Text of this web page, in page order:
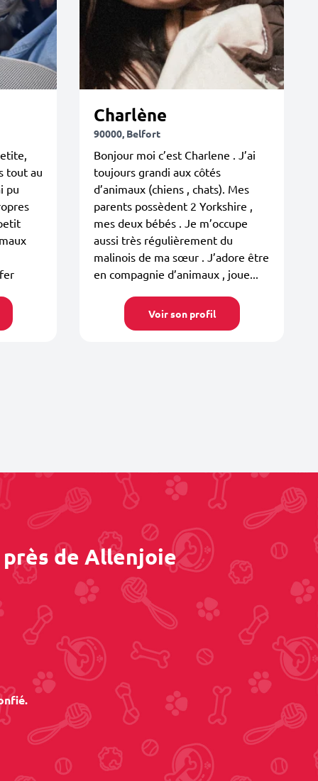
tout au
pu
Charlène
90000, Belfort
Bonjour moi c’est Charlene . J’ai
toujours grandi aux côtés
d’animaux (chiens , chats). Mes
parents possèdent 2 Yorkshire ,
mes deux bébés . Je m’occupe
aussi très régulièrement du
malinois de ma sœur . J’adore être
en compagnie d’animaux , joue...
Voir son profil
près de Allenjoie